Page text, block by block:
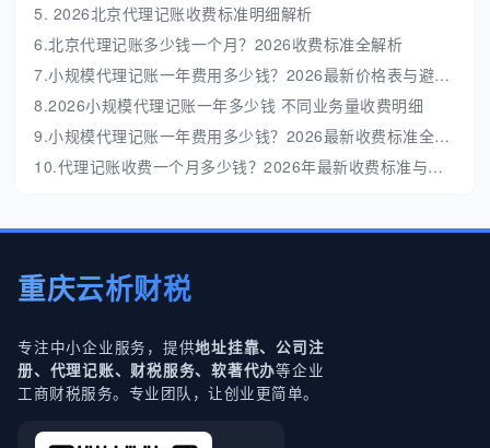
5. 2026北京代理记账收费标准明细解析
6.北京代理记账多少钱一个月？2026收费标准全解析
7.小规模代理记账一年费用多少钱？2026最新价格表与避坑指南
8.2026小规模代理记账一年多少钱 不同业务量收费明细
9.小规模代理记账一年费用多少钱？2026最新收费标准全解析
10.代理记账收费一个月多少钱？2026年最新收费标准与避坑指南
重庆云析财税
专注中小企业服务，提供地址挂靠、公司注
册、代理记账、财税服务、软著代办等企业
工商财税服务。专业团队，让创业更简单。